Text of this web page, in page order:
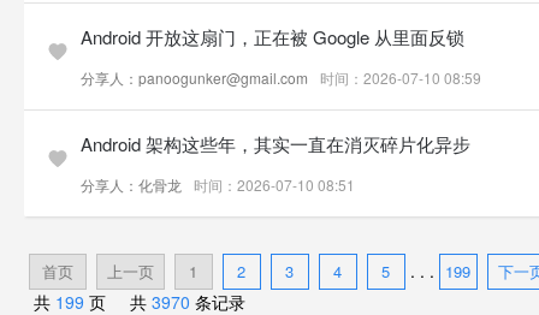
Android 开放这扇门，正在被 Google 从里面反锁
分享人：panoogunker@gmail.com 时间：2026-07-10 08:59
Android 架构这些年，其实一直在消灭碎片化异步
分享人：化骨龙 时间：2026-07-10 08:51
首页 上一页 1 2 3 4 5 . . . 199 下一
共 199 页 共 3970 条记录